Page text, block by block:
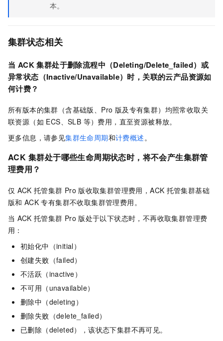
本。
集群状态相关
当 ACK 集群处于删除流程中（Deleting/Delete_failed）或
异常状态（Inactive/Unavailable）时，关联的云产品资源如
何计费？
所有版本的集群（含基础版、Pro 版及专有集群）均照常收取关
联资源（如 ECS、SLB 等）费用，直至资源被释放。
更多信息，请参见集群生命周期和计费概述。
ACK 集群处于哪些生命周期状态时，将不会产生集群管
理费用？
仅 ACK 托管集群 Pro 版收取集群管理费用，ACK 托管集群基础
版和 ACK 专有集群不收取集群管理费用。
当 ACK 托管集群 Pro 版处于以下状态时，不再收取集群管理费
用：
初始化中（initial）
创建失败（failed）
不活跃（inactive）
不可用（unavailable）
删除中（deleting）
删除失败（delete_failed）
已删除（deleted），该状态下集群不再可见。